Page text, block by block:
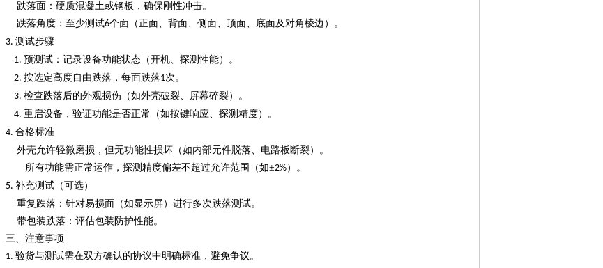
跌落面：硬质混凝土或钢板，确保刚性冲击。
跌落角度：至少测试6个面（正面、背面、侧面、顶面、底面及对角棱边）。
3. 测试步骤
1. 预测试：记录设备功能状态（开机、探测性能）。
2. 按选定高度自由跌落，每面跌落1次。
3. 检查跌落后的外观损伤（如外壳破裂、屏幕碎裂）。
4. 重启设备，验证功能是否正常（如按键响应、探测精度）。
4. 合格标准
外壳允许轻微磨损，但无功能性损坏（如内部元件脱落、电路板断裂）。
所有功能需正常运作，探测精度偏差不超过允许范围（如±2%）。
5. 补充测试（可选）
重复跌落：针对易损面（如显示屏）进行多次跌落测试。
带包装跌落：评估包装防护性能。
三、注意事项
1. 验货与测试需在双方确认的协议中明确标准，避免争议。